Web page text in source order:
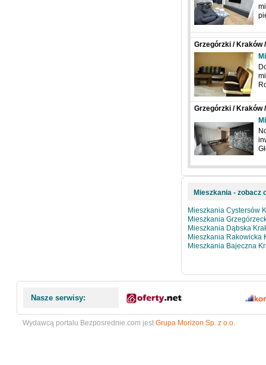
Grzegórzki / Kraków
Grzegórzki / Kraków
Mieszkania - zobacz
Mieszkania Cystersów
Mieszkania
Mieszkania Dąbska
Mieszkania Rakowicka
Mieszkania Bajeczna
Nasze serwisy:
Wydawcą portalu Bezposrednie.com jest Grupa Morizon Sp. z o.o.